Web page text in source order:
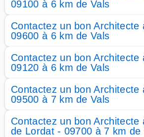
09100 à 6 km de Vals
Contactez un bon Architecte
09600 à 6 km de Vals
Contactez un bon Architecte
09120 à 6 km de Vals
Contactez un bon Architecte
09500 à 7 km de Vals
Contactez un bon Architecte
de Lordat - 09700 à 7 km de